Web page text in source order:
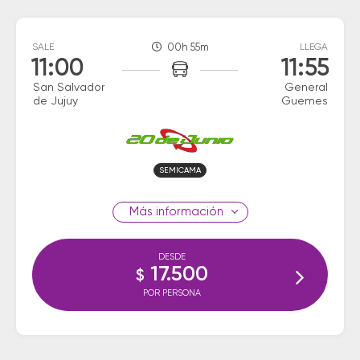
SALE
11:00
San Salvador
de Jujuy
00h 55m LLEGA
11:55
General
Guemes
SEMICAMA
información
DESDE
$ 17.500
POR PERSONA